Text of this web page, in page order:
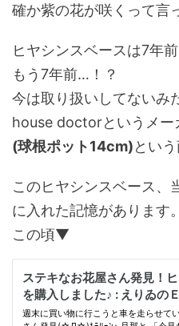
確か紫の花が咲くって言
ヒヤシンスベースは7年
もう7年前…！？
今は取り扱いしてないみ
house doctorというメー
(球根ポット14cm)という
このヒヤシンスベース、
に入れた記憶があります。
この頃▼